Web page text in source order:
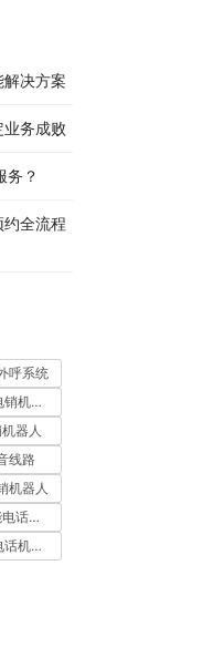
决方案​
务成败​
务？
全流程
呼系统
智能电销机器人
器人
线路
机器人
ai智能电话机器人
营销电话机器人